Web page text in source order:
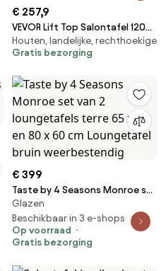
€ 257,9
VEVOR Lift Top Salontafel 120
cm, Rustieke Salontafel met
Barndeur en Verborgen
Rechthoekig Lift Top voor
Woonkamer Kantoor Thuis,
Woonkamertafel Banktafel Wit
Houten, landelijke, rechthoekige
Gratis bezorging
€ 399
Taste by 4 Seasons Monroe set
van 2 loungetafels terre 65 x
50 en 80 x 60 cm Loungetafel
bruin weerbestendig
Glazen
Beschikbaar in 3 e-shops
Op voorraad
Gratis bezorging